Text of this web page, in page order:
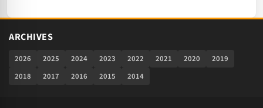
ARCHIVES
2026 2025 2024 2023 2022 2021 2020
2019
2018
2017 2016 2015 2014